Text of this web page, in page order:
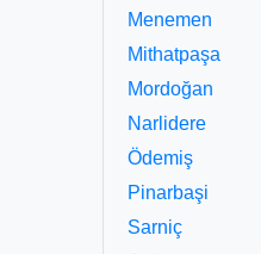
Menemen
Mithatpaşa
Mordoğan
Narlidere
Ödemiş
Pinarbaşi
Sarniç